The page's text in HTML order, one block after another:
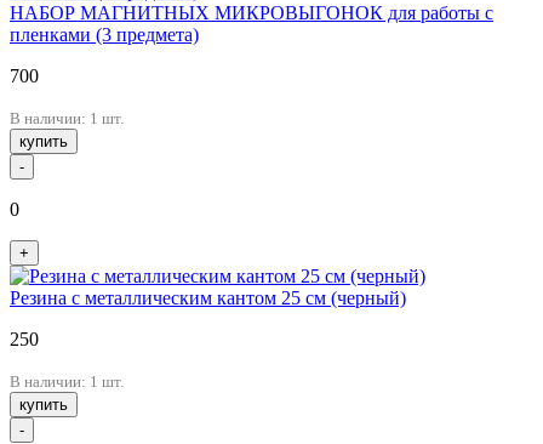
НАБОР МАГНИТНЫХ МИКРОВЫГОНОК для работы с
пленками (3 предмета)
700
В наличии: 1 шт.
купить
-
0
+
Резина с металлическим кантом 25 см (черный)
250
В наличии: 1 шт.
купить
-